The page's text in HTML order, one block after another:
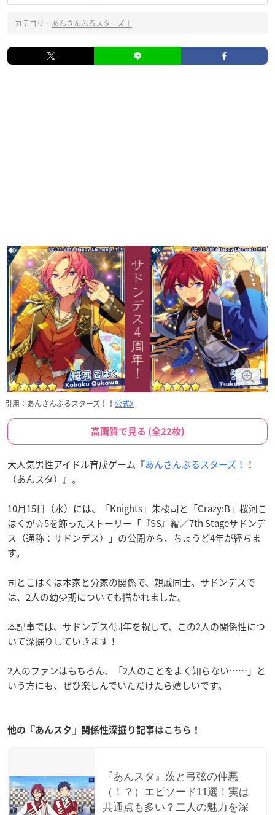
カテゴリ : あんさんぶるスターズ！
引用：あんさんぶるスターズ！！ 公式X
高画質で見る (全22枚)
大人気男性アイドル育成ゲーム『あんさんぶるスターズ！ ！
（あんスタ）』。
10月15日（水）には、「Knights」朱桜司と「Crazy:B」桜河こ
はくが☆5を飾ったストーリー「『SS』編／7th Stageサドンデ
ス（通称：サドンデス）」の公開から、ちょうど4年が経ちま
す。
司とこはくは本家と分家の関係で、親戚同士。サドンデスで
は、2人の幼少期についても描かれました。
本記事では、サドンデス4周年を祝して、この2人の関係性につ
いて深掘りしていきます！
2人のファンはもちろん、「2人のことをよく知らない……」と
いう方にも、ぜひ楽しんでいただけたら嬉しいです。
他の『あんスタ』関係性深掘り記事はこちら！